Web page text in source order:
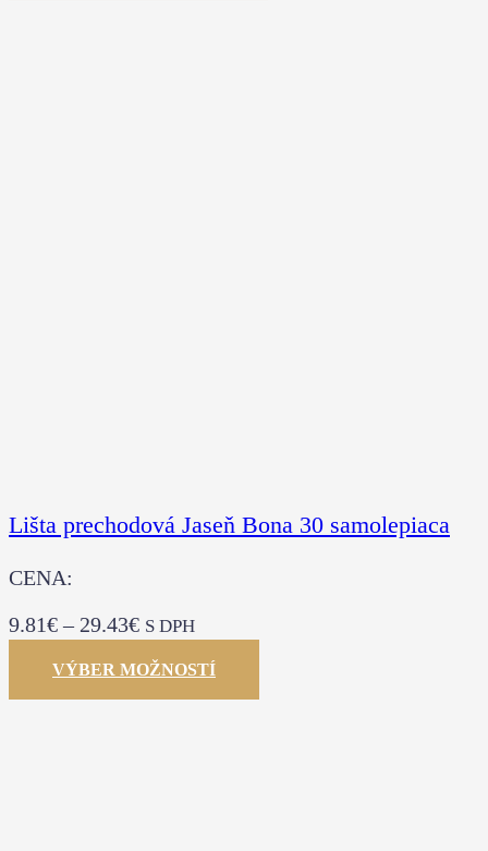
Lišta prechodová Jaseň Bona 30 samolepiaca
CENA:
9.81€– 29.43€ S DPH
VÝBER MOŽNOSTÍ